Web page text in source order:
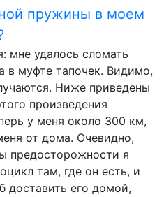
пружины в моем
мне удалось сломать
в муфте тапочек. Видимо,
Ниже приведены
произведения
у меня около 300 км,
от дома. Очевидно,
предосторожности я
там, где он есть, и
доставить его домой,